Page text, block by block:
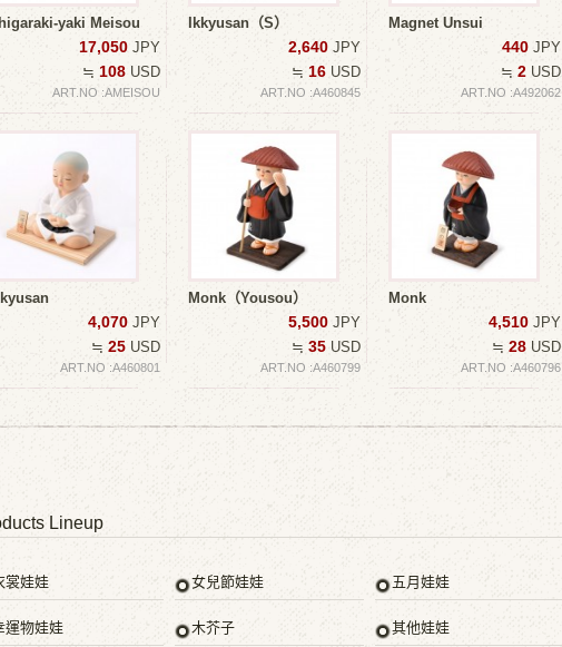
yaki Meisou
17,050 JPY
≒ 108 USD
ART.NO :AMEISOU
Ikkyusan（S）
2,640 JPY
≒ 16 USD
ART.NO :A460845
Magnet Unsui
440 JPY
≒ 2 USD
ART.NO :A492062
4,070 JPY
≒ 25 USD
ART.NO :A460801
Monk（Yousou）
5,500 JPY
≒ 35 USD
ART.NO :A460799
Monk
4,510 JPY
≒ 28 USD
ART.NO :A460796
Lineup
裳娃娃 女兒節娃娃 五月娃娃
運物娃娃 木芥子 其他娃娃